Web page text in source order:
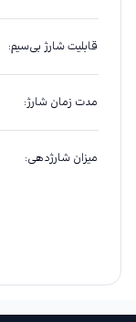
قابلیت شارژ بی‌سیم:
مدت زمان شارژ:
میزان شارژدهی: